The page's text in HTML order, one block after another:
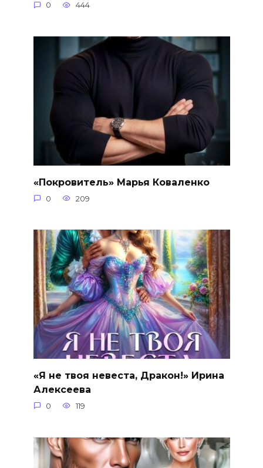
0 444
«Покровитель» Марья Коваленко
0 209
«Я не твоя невеста, Дракон!» Ирина
Алексеева
0 119